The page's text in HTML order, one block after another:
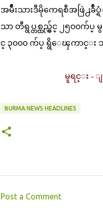
အမ်ိဳးသားဒီမိုကေရစီအဖြဲ႕
သာ တီရွပ္တစ္ထည္လွ်င္ ၂၅၀၀က်ပ္
င္ ၃၀၀၀ က်ပ္ ရွိေၾကာင္း
မူရင္း - ျမ
BURMA NEWS HEADLINES
Post a Comment